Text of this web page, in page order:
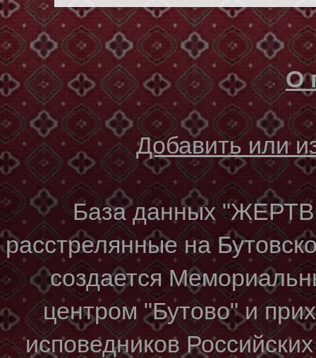
О
Добавить или
База данных
расстрелянные на
создается
центром "Бутово" и
исповедников